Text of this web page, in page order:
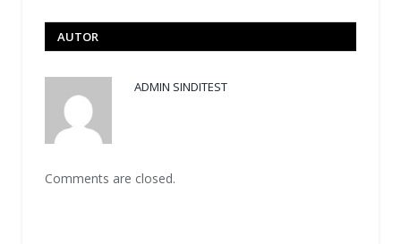
AUTOR
ADMIN SINDITEST
Comments are closed.